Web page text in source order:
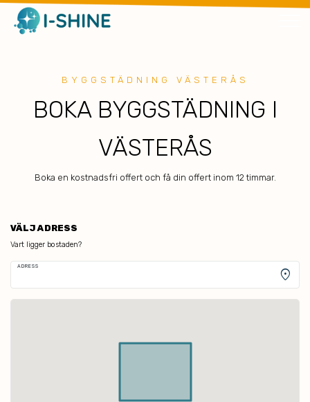
BYGGSTÄDNING VÄSTERÅS
BOKA BYGGSTÄDNING I
VÄSTERÅS
Boka en kostnadsfri offert och få din offert inom 12 timmar.
VÄLJ ADRESS
Vart ligger bostaden?
ADRESS
location_on